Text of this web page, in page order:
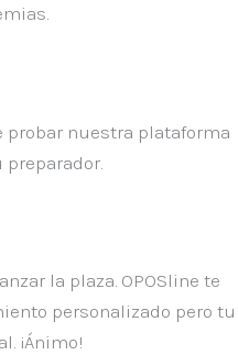
probar nuestra plataforma
la plaza. OPOSline te
personalizado pero tu
¡Ánimo!